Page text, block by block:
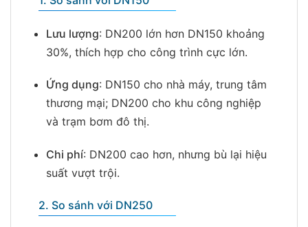
Lưu lượng: DN200 lớn hơn DN150 khoảng
30%, thích hợp cho công trình cực lớn.
Ứng dụng: DN150 cho nhà máy, trung tâm
thương mại; DN200 cho khu công nghiệp
và trạm bơm đô thị.
Chi phí: DN200 cao hơn, nhưng bù lại hiệu
suất vượt trội.
2. So sánh với DN250